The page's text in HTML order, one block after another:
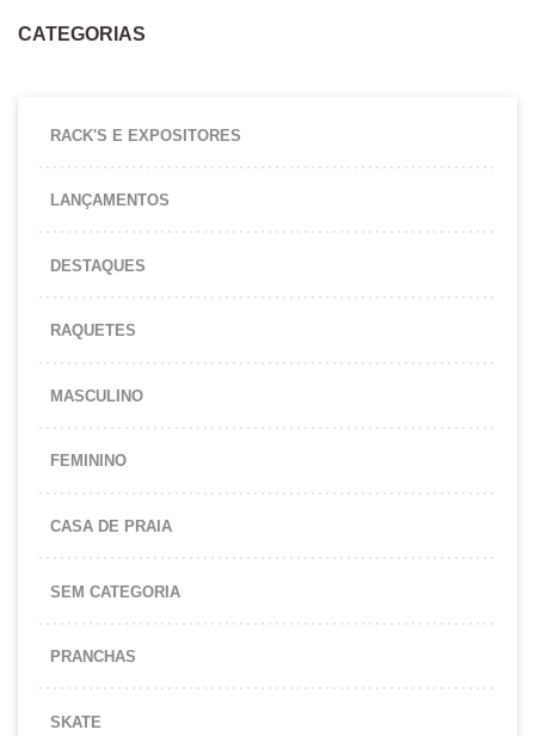
CATEGORIAS
RACK'S E EXPOSITORES
LANÇAMENTOS
DESTAQUES
RAQUETES
MASCULINO
FEMININO
CASA DE PRAIA
SEM CATEGORIA
PRANCHAS
SKATE